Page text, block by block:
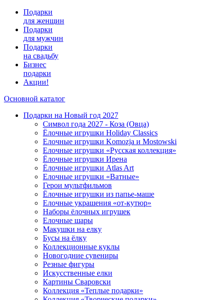
Подарки
для женщин
Подарки
для мужчин
Подарки
на свадьбу
Бизнес
подарки
Акции!
Основной каталог
Подарки на Новый год 2027
Символ года 2027 - Коза (Овца)
Ёлочные игрушки Holiday Classics
Елочные игрушки Komozja и Mostowski
Елочные игрушки «Русская коллекция»
Ёлочные игрушки Ирена
Ёлочные игрушки Atlas Art
Елочные игрушки «Ватные»
Герои мультфильмов
Ёлочные игрушки из папье-маше
Елочные украшения «от-кутюр»
Наборы ёлочных игрушек
Елочные шары
Макушки на елку
Бусы на ёлку
Коллекционные куклы
Новогодние сувениры
Резные фигуры
Искусственные елки
Картины Сваровски
Коллекция «Теплые подарки»